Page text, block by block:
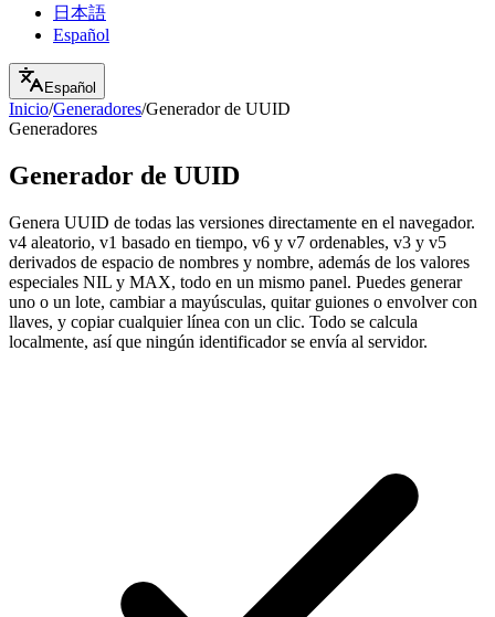
日本語
Español
Español
Inicio/Generadores/Generador de UUID
Generadores
Generador de UUID
Genera UUID de todas las versiones directamente en el navegador.
v4 aleatorio, v1 basado en tiempo, v6 y v7 ordenables, v3 y v5
derivados de espacio de nombres y nombre, además de los valores
especiales NIL y MAX, todo en un mismo panel. Puedes generar
uno o un lote, cambiar a mayúsculas, quitar guiones o envolver con
llaves, y copiar cualquier línea con un clic. Todo se calcula
localmente, así que ningún identificador se envía al servidor.